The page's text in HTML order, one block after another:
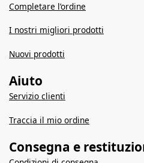
Completare l’ordine
I nostri migliori prodotti
Nuovi prodotti
Aiuto
Servizio clienti
Traccia il mio ordine
Consegna e